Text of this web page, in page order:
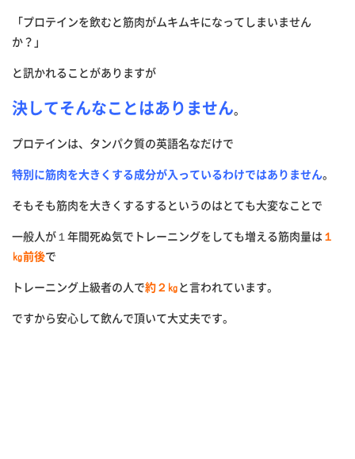
「プロテインを飲むと筋肉がムキムキになってしまいません
か？」
と訊かれることがありますが
決してそんなことはありません。
プロテインは、タンパク質の英語名なだけで
特別に筋肉を大きくする成分が入っているわけではありません。
そもそも筋肉を大きくするするというのはとても大変なことで
一般人が１年間死ぬ気でトレーニングをしても増える筋肉量は １
㎏前後で
トレーニング上級者の人で約２㎏と言われています。
ですから安心して飲んで頂いて大丈夫です。